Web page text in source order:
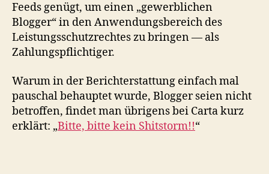
Feeds genügt, um einen „gewerblichen
Blogger“ in den Anwendungsbereich des
Leistungsschutzrechtes zu bringen — als
Zahlungspflichtiger.
Warum in der Berichterstattung einfach mal
pauschal behauptet wurde, Blogger seien nicht
betroffen, findet man übrigens bei Carta kurz
erklärt: „Bitte, bitte kein Shitstorm!!“